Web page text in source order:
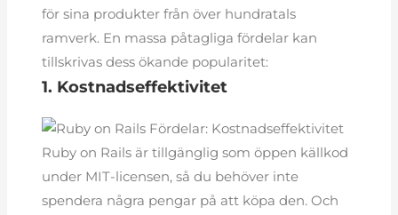
för sina produkter från över hundratals
ramverk. En massa påtagliga fördelar kan
tillskrivas dess ökande popularitet:
1. Kostnadseffektivitet
Ruby on Rails är tillgänglig som öppen källkod
under MIT-licensen, så du behöver inte
spendera några pengar på att köpa den. Och